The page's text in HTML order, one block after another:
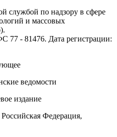
службой по надзору в сфере
и массовых
77 - 81476. Дата регистрации:
ведомости
издание
Федерация,